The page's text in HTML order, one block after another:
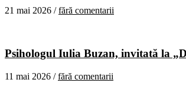
21 mai 2026 /fără comentarii
Psihologul Iulia Buzan, invitată la
11 mai 2026 /fără comentarii